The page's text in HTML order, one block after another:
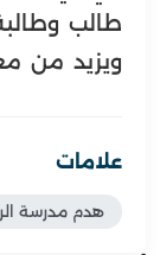
طالب
ويزيد من
علامات
هدم مدرسة